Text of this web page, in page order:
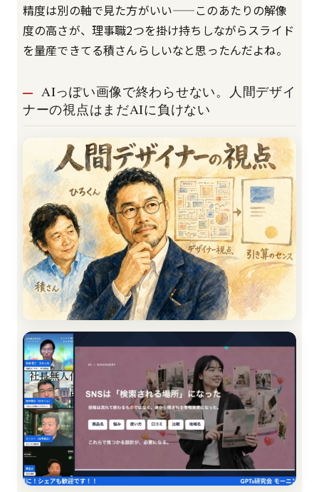
精度は別の軸で見た方がいい——このあたりの解像
度の高さが、理事職2つを掛け持ちしながらスライド
を量産できてる積さんらしいなと思ったんだよね。
AIっぽい画像で終わらせない。人間デザイ
ナーの視点はまだAIに負けない